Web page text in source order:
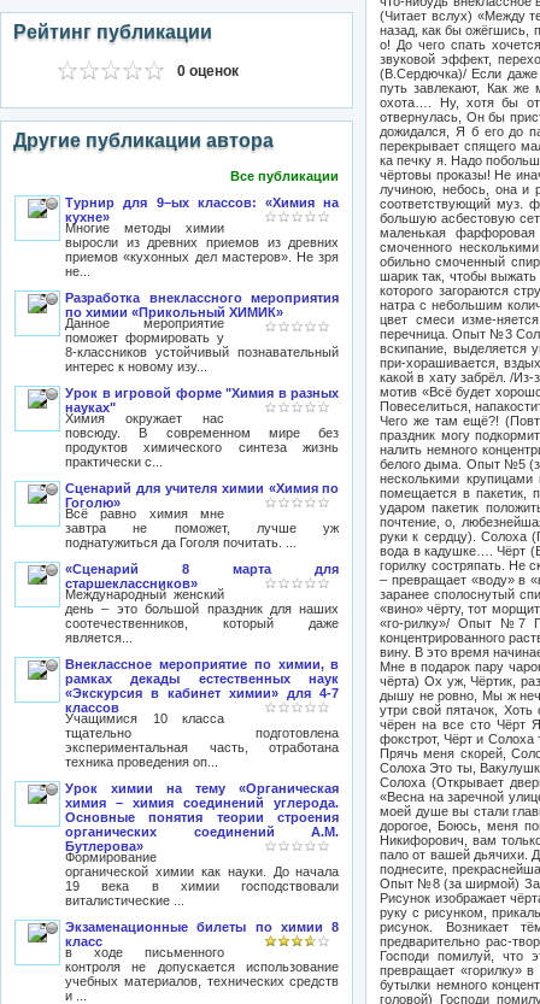
Рейтинг публикации
0 оценок
Другие публикации автора
Все публикации
Турнир для 9–ых классов: «Химия на
кухне»
Многие методы химии
выросли из древних приемов из древних
приемов «кухонных дел мастеров». Не зря
не...
Разработка внеклассного мероприятия
по химии «Прикольный ХИМИК»
Данное мероприятие
поможет формировать у
8-классников устойчивый познавательный
интерес к новому изу...
Урок в игровой форме "Химия в разных
науках"
Химия окружает нас
повсюду. В современном мире без
продуктов химического синтеза жизнь
практически с...
Сценарий для учителя химии «Химия по
Гоголю»
Всё равно химия мне
завтра не поможет, лучше уж
поднатужиться да Гоголя почитать. ...
«Сценарий 8 марта для
старшеклассников»
Международный женский
день – это большой праздник для наших
соотечественников, который даже
является...
Внеклассное мероприятие по химии, в
рамках декады естественных наук
«Экскурсия в кабинет химии» для 4-7
классов
Учащимися 10 класса
тщательно подготовлена
экспериментальная часть, отработана
техника проведения оп...
Урок химии на тему «Органическая
химия – химия соединений углерода.
Основные понятия теории строения
органических соединений А.М.
Бутлерова»
Формирование
органической химии как науки. До начала
19 века в химии господствовали
виталистические ...
Экзаменационные билеты по химии 8
класс
в ходе письменного
контроля не допускается использование
учебных материалов, технических средств
и ...